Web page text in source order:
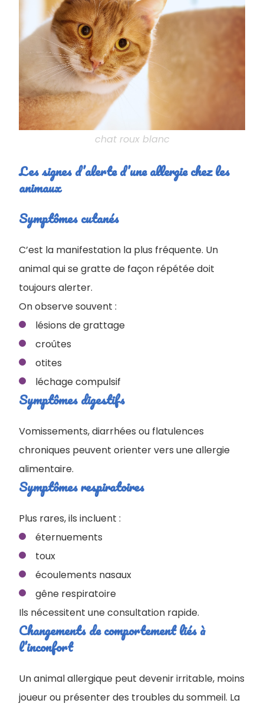
chat roux blanc
Les signes d’alerte d’une allergie chez les
animaux
Symptômes cutanés
C’est la manifestation la plus fréquente. Un
animal qui se gratte de façon répétée doit
toujours alerter.
On observe souvent :
lésions de grattage
croûtes
otites
léchage compulsif
Symptômes digestifs
Vomissements, diarrhées ou flatulences
chroniques peuvent orienter vers une allergie
alimentaire.
Symptômes respiratoires
Plus rares, ils incluent :
éternuements
toux
écoulements nasaux
gêne respiratoire
Ils nécessitent une consultation rapide.
Changements de comportement liés à
l’inconfort
Un animal allergique peut devenir irritable, moins
joueur ou présenter des troubles du sommeil. La